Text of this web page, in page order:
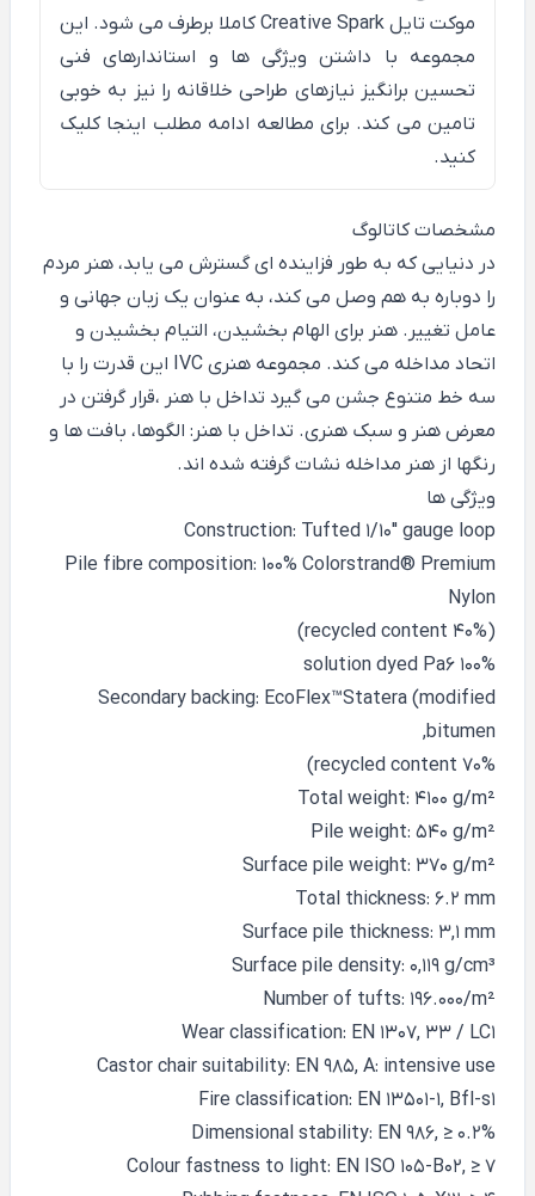
موکت تایل Creative Spark کاملا برطرف می شود. این
مجموعه با داشتن ویژگی ها و استاندارهای فنی
تحسین برانگیز نیازهای طراحی خلاقانه را نیز به خوبی
تامین می کند. برای مطالعه ادامه مطلب اینجاکلیک
کنید.
مشخصات کاتالوگ
در دنیایی که به طور فزاینده ای گسترش می یابد، هنر مردم
را دوباره به هم وصل می کند، به عنوان یک زبان جهانی و
عامل تغییر. هنر برای الهام بخشیدن، التیام بخشیدن و
اتحاد مداخله می کند. مجموعه هنری IVC این قدرت را با
سه خط متنوع جشن می گیرد تداخل با هنر ،قرار گرفتن در
معرض هنر و سبک هنری. تداخل با هنر: الگوها، بافت ها و
رنگها از هنر مداخله نشات گرفته شده اند.
ویژگی ها
Construction: Tufted 1/10" gauge loop
Pile fibre composition: 100% Colorstrand® Premium
Nylon
(40% recycled content)
100% solution dyed Pa6
Secondary backing: EcoFlex™Statera (modified
bitumen,
70% recycled content)
Total weight: 4100 g/m²
Pile weight: 540 g/m²
Surface pile weight: 370 g/m²
Total thickness: 6.2 mm
Surface pile thickness: 3,1 mm
Surface pile density: 0,119 g/cm³
Number of tufts: 196.000/m²
Wear classification: EN 1307, 33 / LC1
Castor chair suitability: EN 985, A: intensive use
Fire classification: EN 13501-1, Bfl-s1
Dimensional stability: EN 986, ≥ 0.2%
Colour fastness to light: EN ISO 105-B02, ≥ 7